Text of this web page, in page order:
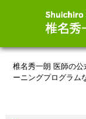
椎名秀一朗 医師の公
ーニングプログラム